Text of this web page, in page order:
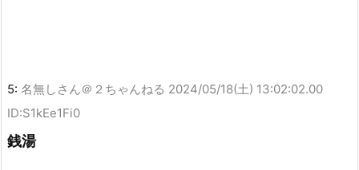
5: 名無しさん＠２ちゃんねる 2024/05/18(土) 13:02:02.00
ID:S1kEe1Fi0
銭湯